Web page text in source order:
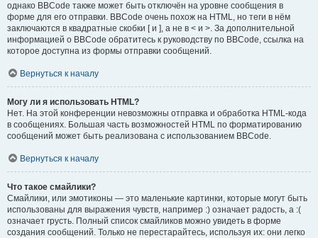
однако BBCode также может быть отключён на уровне сообщения в
форме для его отправки. BBCode очень похож на HTML, но теги в нём
заключаются в квадратные скобки [ и ], а не в < и >. За дополнительной
информацией о BBCode обратитесь к руководству по BBCode, ссылка на
которое доступна из формы отправки сообщений.
Вернуться к началу
Могу ли я использовать HTML?
Нет. На этой конференции невозможны отправка и обработка HTML-кода
в сообщениях. Большая часть возможностей HTML по форматированию
сообщений может быть реализована с использованием BBCode.
Вернуться к началу
Что такое смайлики?
Смайлики, или эмотиконы — это маленькие картинки, которые могут быть
использованы для выражения чувств, например :) означает радость, а :(
означает грусть. Полный список смайликов можно увидеть в форме
создания сообщений. Только не перестарайтесь, используя их: они легко